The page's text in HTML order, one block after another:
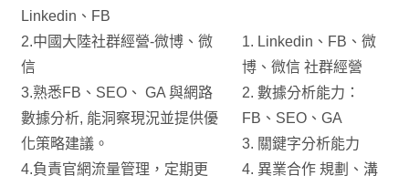
Linkedin、FB
2.中國大陸社群經營-微博、微
信
3.熟悉FB、SEO、 GA 與網路
數據分析, 能洞察現況並提供優
化策略建議。
4.負責官網流量管理，定期更
1. Linkedin、FB、微
博、微信 社群經營
2. 數據分析能力：
FB、SEO、GA
3. 關鍵字分析能力
4. 異業合作 規劃、溝